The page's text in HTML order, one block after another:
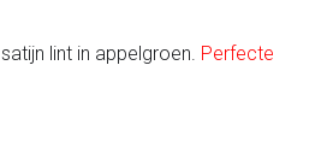
satijn lint in appelgroen. Perfecte